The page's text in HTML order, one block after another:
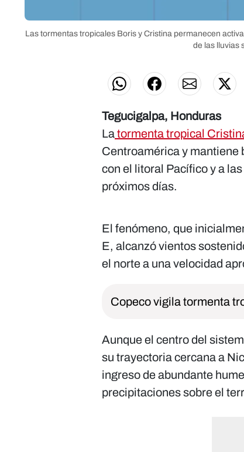
Las tormentas tropicales Boris y Cristina permanecen
de las lluvias
Tegucigalpa, Honduras
Latormenta tropical
Centroamérica y mantiene
con el litoral Pacífico y a
próximos días.
El fenómeno, que
E, alcanzó vientos
el norte a una velocidad
Copeco vigila tormenta
Aunque el centro del
su trayectoria cercana a
ingreso de abundante
precipitaciones sobre el